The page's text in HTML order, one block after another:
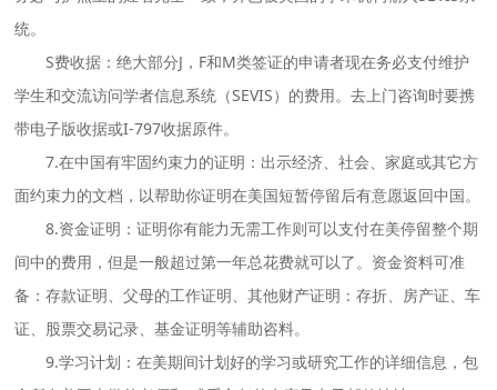
统。
S费收据：绝大部分J，F和M类签证的申请者现在务必支付维护
学生和交流访问学者信息系统（SEVIS）的费用。去上门咨询时要携
带电子版收据或I-797收据原件。
7.在中国有牢固约束力的证明：出示经济、社会、家庭或其它方
面约束力的文档，以帮助你证明在美国短暂停留后有意愿返回中国。
8.资金证明：证明你有能力无需工作则可以支付在美停留整个期
间中的费用，但是一般超过第一年总花费就可以了。资金资料可准
备：存款证明、父母的工作证明、其他财产证明：存折、房产证、车
证、股票交易记录、基金证明等辅助咨料。
9.学习计划：在美期间计划好的学习或研究工作的详细信息，包